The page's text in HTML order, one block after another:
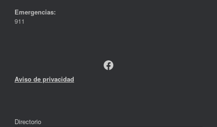
Emergencias:
911
Facebook
Aviso de privacidad
Directorio